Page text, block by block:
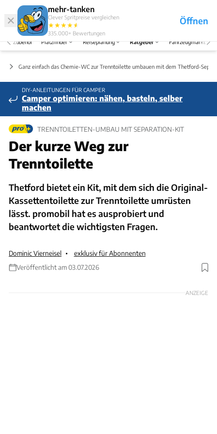
mehr-tanken
Clever Spritpreise vergleichen
★★★★★
★
335.000+ Bewertungen
Öffnen
Abo
Abo
Menü
Zubehör Platzfinder Reiseplanung Ratgeber Fahrzeugmarkt
Ganz einfach das Chemie-WC zur Trenntoilette umbauen mit dem Thetford-
DIY-ANLEITUNGEN FÜR CAMPER
Camper optimieren: nähen, basteln, selber
machen
TRENNTOILETTEN-UMBAU MIT SEPARATION-KIT
Der kurze Weg zur
Trenntoilette
Thetford bietet ein Kit, mit dem sich die Original-
Kassettentoilette zur Trenntoilette umrüsten
lässt. promobil hat es ausprobiert und
beantwortet die wichtigsten Fragen.
Dominic Vierneisel
exklusiv für Abonnenten
Veröffentlicht am 03.07.2026
Foto: Ingolf Pompe
ANZEIGE